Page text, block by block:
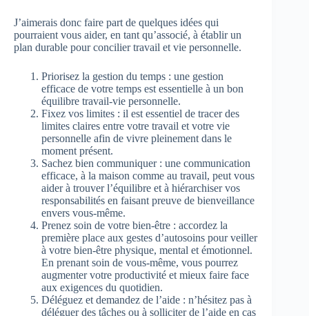
J’aimerais donc faire part de quelques idées qui
pourraient vous aider, en tant qu’associé, à établir un
plan durable pour concilier travail et vie personnelle.
Priorisez la gestion du temps : une gestion
efficace de votre temps est essentielle à un bon
équilibre travail-vie personnelle.
Fixez vos limites : il est essentiel de tracer des
limites claires entre votre travail et votre vie
personnelle afin de vivre pleinement dans le
moment présent.
Sachez bien communiquer : une communication
efficace, à la maison comme au travail, peut vous
aider à trouver l’équilibre et à hiérarchiser vos
responsabilités en faisant preuve de bienveillance
envers vous-même.
Prenez soin de votre bien-être : accordez la
première place aux gestes d’autosoins pour veiller
à votre bien-être physique, mental et émotionnel.
En prenant soin de vous-même, vous pourrez
augmenter votre productivité et mieux faire face
aux exigences du quotidien.
Déléguez et demandez de l’aide : n’hésitez pas à
déléguer des tâches ou à solliciter de l’aide en cas